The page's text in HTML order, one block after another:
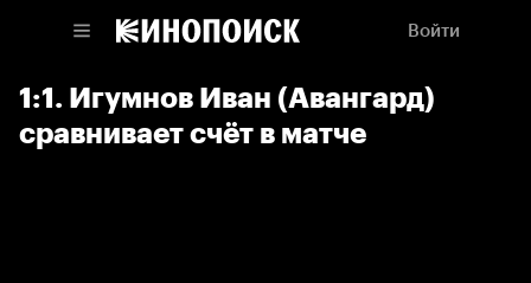
Войти
1:1. Игумнов Иван (Авангард)
сравнивает счёт в матче